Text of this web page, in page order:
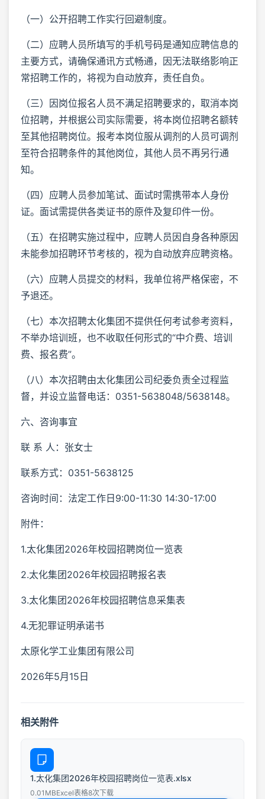
（一）公开招聘工作实行回避制度。
（二）应聘人员所填写的手机号码是通知应聘信息的
主要方式，请确保通讯方式畅通，因无法联络影响正
常招聘工作的，将视为自动放弃，责任自负。
（三）因岗位报名人员不满足招聘要求的，取消本岗
位招聘，并根据公司实际需要，将本岗位招聘名额转
至其他招聘岗位。报考本岗位服从调剂的人员可调剂
至符合招聘条件的其他岗位，其他人员不再另行通
知。
（四）应聘人员参加笔试、面试时需携带本人身份
证。面试需提供各类证书的原件及复印件一份。
（五）在招聘实施过程中，应聘人员因自身各种原因
未能参加招聘环节考核的，视为自动放弃应聘资格。
（六）应聘人员提交的材料，我单位将严格保密，不
予退还。
（七）本次招聘太化集团不提供任何考试参考资料，
不举办培训班，也不收取任何形式的“中介费、培训
费、报名费”。
（八）本次招聘由太化集团公司纪委负责全过程监
督，并设立监督电话：0351-5638048/5638148。
六、咨询事宜
联 系 人：张女士
联系方式：0351-5638125
咨询时间：法定工作日9:00-11:30 14:30-17:00
附件：
1.太化集团2026年校园招聘岗位一览表
2.太化集团2026年校园招聘报名表
3.太化集团2026年校园招聘信息采集表
4.无犯罪证明承诺书
太原化学工业集团有限公司
2026年5月15日
相关附件
1.太化集团2026年校园招聘岗位一览表.xlsx
0.01MBExcel表格8次下载